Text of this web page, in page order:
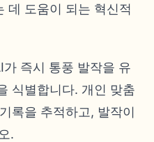
데 도움이 되는 혁신적
즉시 통풍 발작을 유
식별합니다. 개인 맞춤
록을 추적하고, 발작이
.